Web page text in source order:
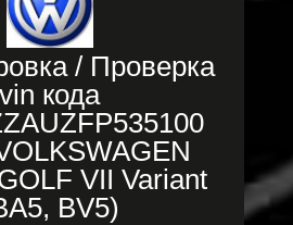
/ Проверка
vin кода
VII Variant
BV5)